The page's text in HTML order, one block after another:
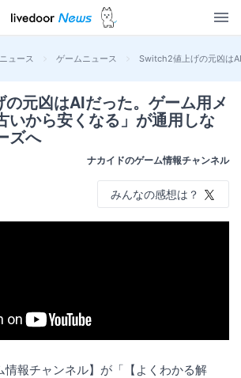
ュース > ゲームニュース > Switch2値上げの元凶は
元凶はAIだった。ゲーム用メ
いから安くなる」が通用しな
ズへ
ナカイドのゲーム情報チャンネル
みんなの感想は？
情報チャンネル】が「【よくわかる解